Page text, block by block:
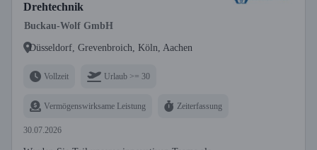
Drehtechnik
Buckau-Wolf GmbH
Düsseldorf, Grevenbroich, Köln, Aachen
Vollzeit Urlaub >= 30
Vermögenswirksame Leistung Zeiterfassung
30.07.2026